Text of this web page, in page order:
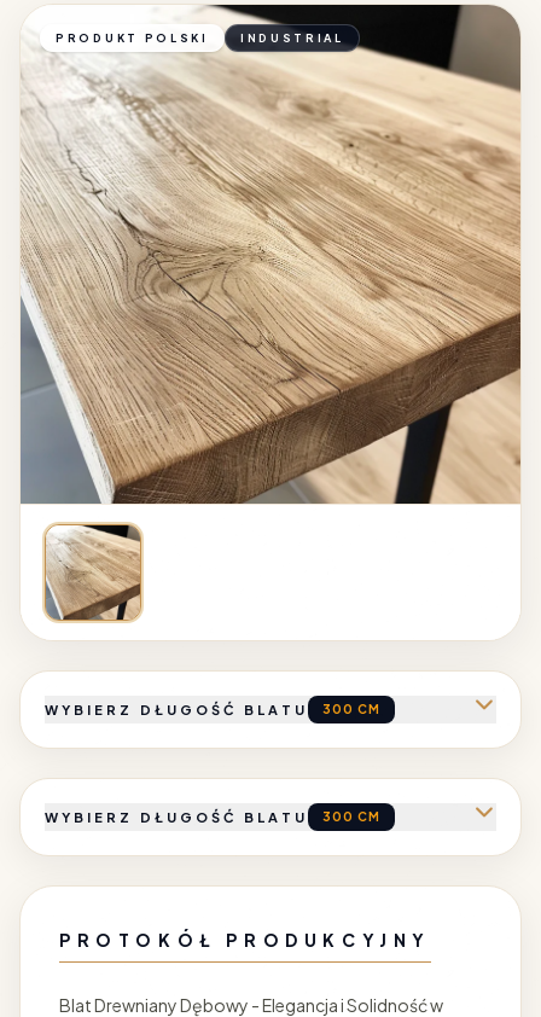
PRODUKT POLSKI INDUSTRIAL
WYBIERZ DŁUGOŚĆ BLATU 300 CM
WYBIERZ DŁUGOŚĆ BLATU 300 CM
PROTOKÓŁ PRODUKCYJNY
Blat Drewniany Dębowy - Elegancja i Solidność w